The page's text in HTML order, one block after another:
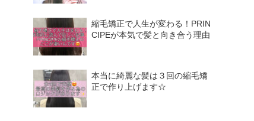
縮毛矯正で人生が変わる！PRIN
CIPEが本気で髪と向き合う理由
本当に綺麗な髪は３回の縮毛矯
正で作り上げます☆